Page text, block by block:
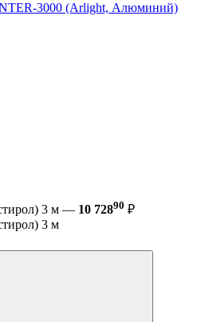
3000 (Arlight, Алюминий)
3 м — 10 72890 ₽
3 м